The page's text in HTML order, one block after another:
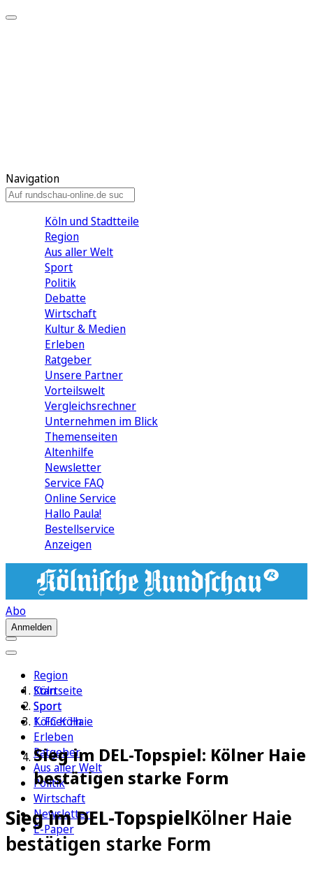
Navigation
Köln und Stadtteile
Region
Aus aller Welt
Sport
Politik
Debatte
Wirtschaft
Kultur & Medien
Erleben
Ratgeber
Unsere Partner
Vorteilswelt
Vergleichsrechner
Unternehmen im Blick
Themenseiten
Altenhilfe
Newsletter
Service FAQ
Online Service
Hallo Paula!
Bestellservice
Anzeigen
Abo
Anmelden
Region
Köln
Sport
1. FC Köln
Erleben
Ratgeber
Aus aller Welt
Politik
Wirtschaft
Newsletter
E-Paper
Startseite
Sport
Kölner Haie
Sieg im DEL-Topspiel: Kölner Haie
bestätigen starke Form
Sieg im DEL-TopspielKölner Haie
bestätigen starke Form